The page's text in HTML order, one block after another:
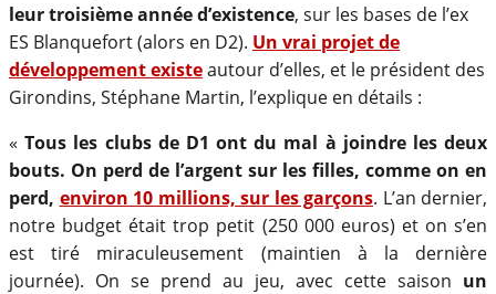
leur troisième année d’existence, sur les bases de l’ex
ES Blanquefort (alors en D2). Un vrai projet de
développement existeautour d’elles, et le président des
Girondins, Stéphane Martin, l’explique en détails :
«Tous les clubs de D1 ont du mal à joindre les deux
bouts. On perd de l’argent sur les filles, comme on en
perd, environ 10 millions, sur les garçons. L’an dernier,
notre budget était trop petit (250 000 euros) et on s’en
est tiré miraculeusement (maintien à la dernière
journée). On se prend au jeu, avec cette saison un